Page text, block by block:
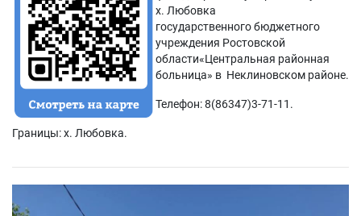
х. Любовка
государственного бюджетного
учреждения Ростовской
области«Центральная районная
больница» в Неклиновском районе.
Телефон: 8(86347)3-71-11.
Границы: х. Любовка.